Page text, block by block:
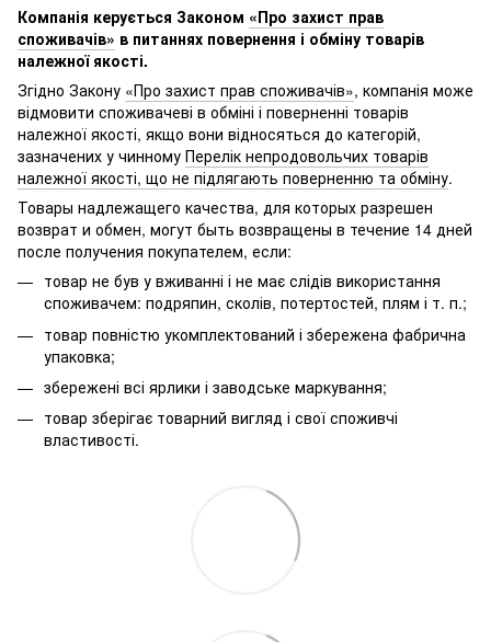
Компанія керується Законом «Про захист прав
споживачів» в питаннях повернення і обміну товарів
належної якості.
Згідно Закону «Про захист прав споживачів», компанія може
відмовити споживачеві в обміні і поверненні товарів
належної якості, якщо вони відносяться до категорій,
зазначених у чинному Перелік непродовольчих товарів
належної якості, що не підлягають поверненню та обміну.
Товары надлежащего качества, для которых разрешен
возврат и обмен, могут быть возвращены в течение 14 дней
после получения покупателем, если:
товар не був у вживанні і не має слідів використання
споживачем: подряпин, сколів, потертостей, плям і т. п.;
товар повністю укомплектований і збережена фабрична
упаковка;
збережені всі ярлики і заводське маркування;
товар зберігає товарний вигляд і свої споживчі
властивості.